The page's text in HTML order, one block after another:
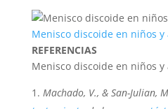
Menisco discoide en niños y
REFERENCIAS
Menisco discoide en niños y
Machado, V., & San-Julian,